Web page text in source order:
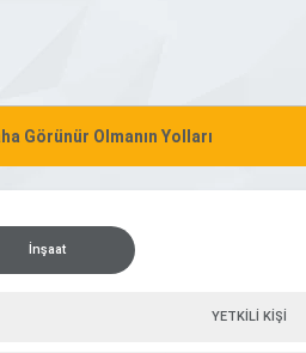
Görünür Olmanın Yolları
İnşaat
YETKİLİ KİŞİ